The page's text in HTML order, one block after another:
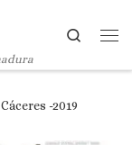
Search
-2019